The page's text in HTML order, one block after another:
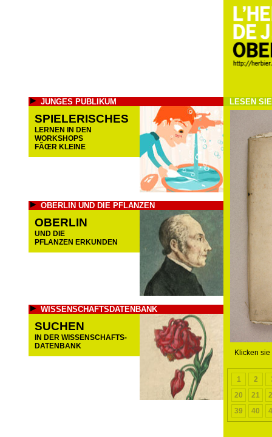
JUNGES PUBLIKUM
SPIELERISCHES
LERNEN IN DEN
WORKSHOPS
FÃŒR KLEINE
OBERLIN UND DIE PFLANZEN
OBERLIN
UND DIE
PFLANZEN ERKUNDEN
WISSENSCHAFTSDATENBANK
SUCHEN
IN DER WISSENSCHAFTS-
DATENBANK
LESEN
Klicken
1 2
20
21
39
40